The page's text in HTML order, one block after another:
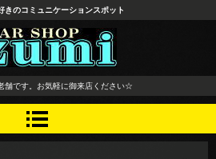
曇野市 タイヤ ホ
ッドニング カーオ
オ レカロシート
きのコミュニケーションスポット
舗です。お気軽に御来店ください☆